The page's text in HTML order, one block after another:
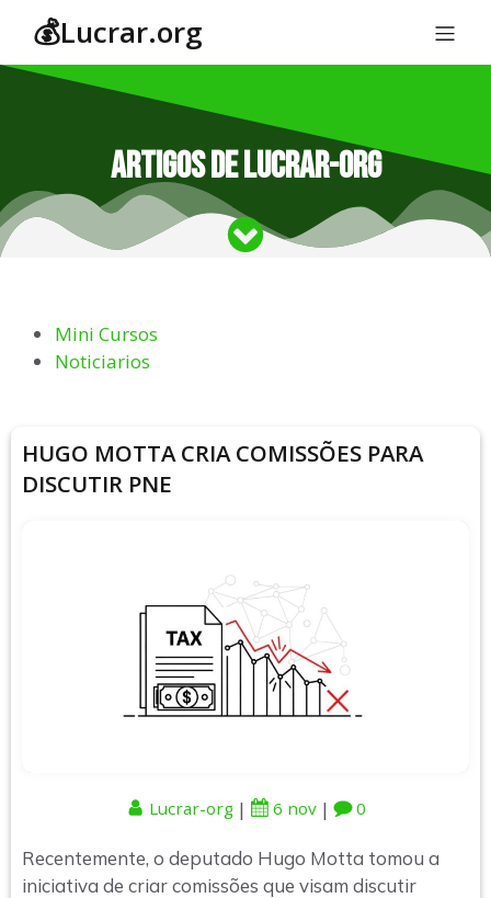
💰Lucrar.org
Artigos deLucrar-org
Mini Cursos
Noticiarios
HUGO MOTTA CRIA COMISSÕES PARA
DISCUTIR PNE
Lucrar-org | 6 nov | 0
Recentemente, o deputado Hugo Motta tomou a
iniciativa de criar comissões que visam discutir